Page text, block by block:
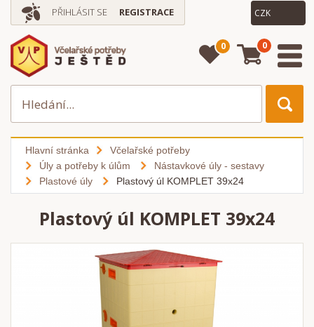
PŘIHLÁSIT SE REGISTRACE
0 0
Hlavní stránka
Včelařské potřeby
Úly a potřeby k úlům
Nástavkové úly - sestavy
Plastové úly
Plastový úl KOMPLET 39x24
Plastový úl KOMPLET 39x24